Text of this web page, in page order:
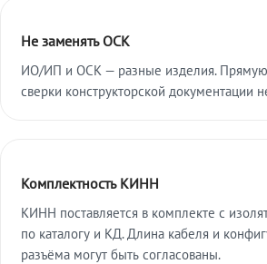
Не заменять ОСК
ИО/ИП и ОСК — разные изделия.
сверки конструкторской документации
Комплектность КИНН
КИНН поставляется в комплекте с
по каталогу и КД. Длина кабеля и
разъёма могут быть согласованы.